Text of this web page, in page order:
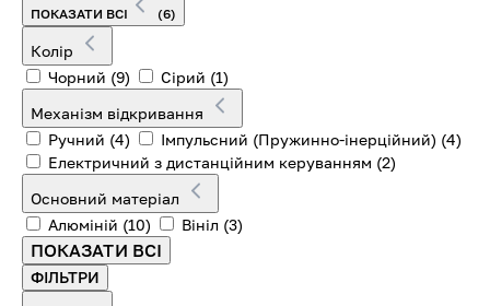
ПОКАЗАТИ ВСІ (6)
Колір
Чорний (9) Сірий (1)
Механізм відкривання
Ручний (4) Імпульсний (Пружинно-інерційний) (4)
Електричний з дистанційним керуванням (2)
Основний матеріал
Алюміній (10) Вініл (3)
ПОКАЗАТИ ВСІ
ФІЛЬТРИ